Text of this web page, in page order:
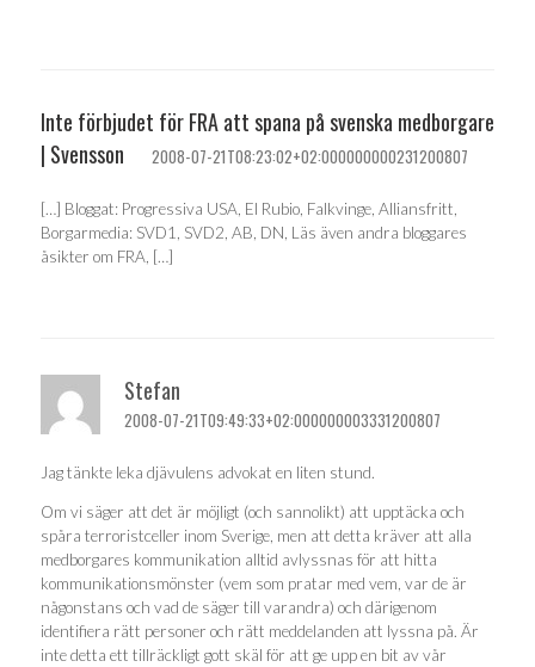
Inte förbjudet för FRA att spana på svenska medborgare
| Svensson
2008-07-21T08:23:02+02:000000000231200807
[…] Bloggat: Progressiva USA, El Rubio, Falkvinge, Alliansfritt,
Borgarmedia: SVD1, SVD2, AB, DN, Läs även andra bloggares
åsikter om FRA, […]
Stefan
2008-07-21T09:49:33+02:000000003331200807
Jag tänkte leka djävulens advokat en liten stund.
Om vi säger att det är möjligt (och sannolikt) att upptäcka och
spåra terroristceller inom Sverige, men att detta kräver att alla
medborgares kommunikation alltid avlyssnas för att hitta
kommunikationsmönster (vem som pratar med vem, var de är
någonstans och vad de säger till varandra) och därigenom
identifiera rätt personer och rätt meddelanden att lyssna på. Är
inte detta ett tillräckligt gott skäl för att ge upp en bit av vår